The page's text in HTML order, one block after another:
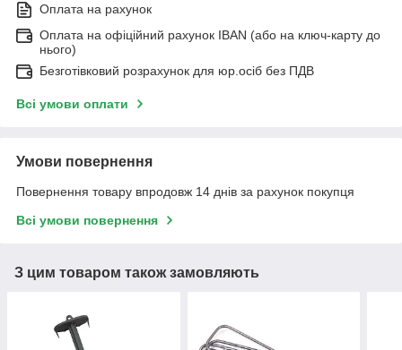
Оплата на рахунок
Оплата на офіційний рахунок IBAN (або на ключ-карту до
нього)
Безготівковий розрахунок для юр.осіб без ПДВ
Всі умови оплати
Умови повернення
Повернення товару впродовж 14 днів за рахунок покупця
Всі умови повернення
З цим товаром також замовляють